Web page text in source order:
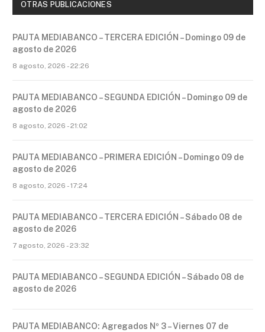
OTRAS PUBLICACIONES
PAUTA MEDIABANCO – TERCERA EDICIÓN – Domingo 09 de
agosto de 2026
8 agosto, 2026 - 22:26
PAUTA MEDIABANCO – SEGUNDA EDICIÓN – Domingo 09 de
agosto de 2026
8 agosto, 2026 - 21:02
PAUTA MEDIABANCO – PRIMERA EDICIÓN – Domingo 09 de
agosto de 2026
8 agosto, 2026 - 17:24
PAUTA MEDIABANCO – TERCERA EDICIÓN – Sábado 08 de
agosto de 2026
7 agosto, 2026 - 23:32
PAUTA MEDIABANCO – SEGUNDA EDICIÓN – Sábado 08 de
agosto de 2026
PAUTA MEDIABANCO: Agregados Nº 3 – Viernes 07 de